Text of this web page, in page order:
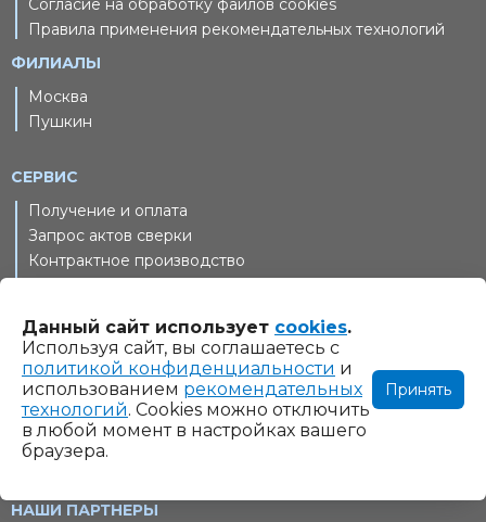
Правила применения рекомендательных технологий
ФИЛИАЛЫ
Москва
Пушкин
СЕРВИС
Получение и оплата
Запрос актов сверки
Контрактное производство
Отзывы о компании GTOOL
НАШИ ПАРТНЕРЫ
Данный сайт использует cookies.
Используя сайт, вы соглашаетесь с
политикой конфиденциальности и
использованием рекомендательных
технологий. Cookies можно отключить
в любой момент в настройках вашего
браузера.
Принять